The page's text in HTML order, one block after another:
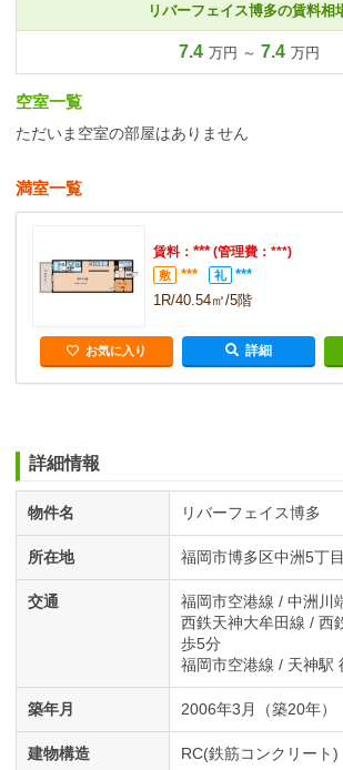
リバーフェイス博多の賃料相
7.4 万円 ～ 7.4 万円
空室一覧
ただいま空室の部屋はありません
満室一覧
賃料： ***(管理費：***)
敷 *** 礼
***
1R/40.54㎡/5階
お気に入り 詳細
詳細情報
物件名 リバーフェイス博多
所在地 福岡市博多区中洲5丁
交通
福岡市空港線 / 中洲川
西鉄天神大牟田線 / 西
歩5分
福岡市空港線 / 天神駅
築年月 2006年3月（築20年）
建物構造 RC(鉄筋コンクリート)